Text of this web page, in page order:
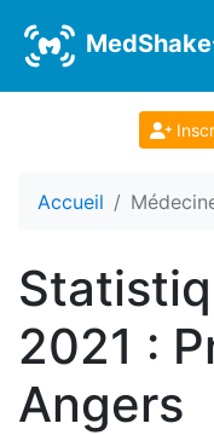
MedShake
Accueil
2021 :
Angers